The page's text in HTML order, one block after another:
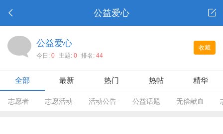
公益爱心
收藏
公益爱心
今日: 0 主题: 0 排名: 44
全部 最新 热门 热帖 精华
志愿者 志愿活动 活动公告 公益话题 无偿献血